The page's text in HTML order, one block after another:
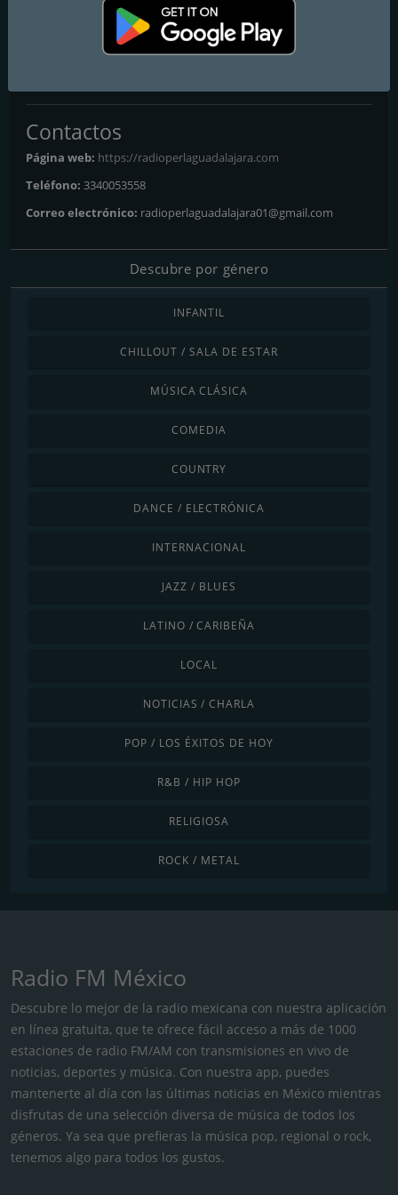
Tu radio, tu voz, tu estilo
Contactos
Página web: https://radioperlaguadalajara.com
Teléfono: 3340053558
Correo electrónico: radioperlaguadalajara01@gmail.com
Descubre por género
INFANTIL
CHILLOUT / SALA DE ESTAR
MÚSICA CLÁSICA
COMEDIA
COUNTRY
DANCE / ELECTRÓNICA
INTERNACIONAL
JAZZ / BLUES
LATINO / CARIBEÑA
LOCAL
NOTICIAS / CHARLA
POP / LOS ÉXITOS DE HOY
R&B / HIP HOP
RELIGIOSA
ROCK / METAL
Radio FM México
Descubre lo mejor de la radio mexicana con nuestra aplicación
en línea gratuita, que te ofrece fácil acceso a más de 1000
estaciones de radio FM/AM con transmisiones en vivo de
noticias, deportes y música. Con nuestra app, puedes
mantenerte al día con las últimas noticias en México mientras
disfrutas de una selección diversa de música de todos los
géneros. Ya sea que prefieras la música pop, regional o rock,
tenemos algo para todos los gustos.